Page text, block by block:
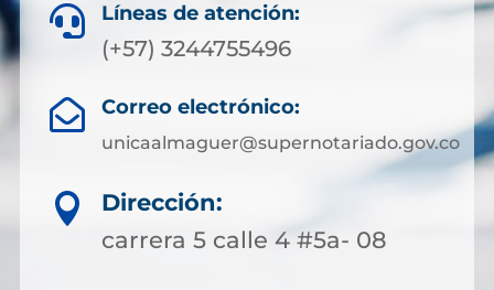
 Líneas de atención:
(+57) 3244755496
 Correo electrónico:
unicaalmaguer@supernotariado.gov.co

Dirección:
carrera 5 calle 4 #5a- 08